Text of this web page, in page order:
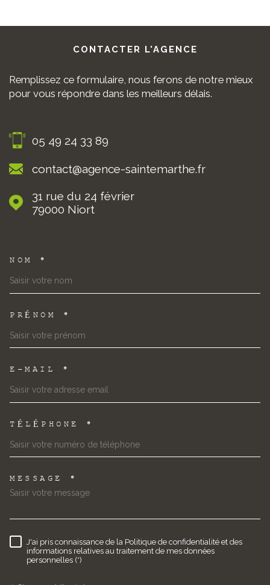
CONTACTER L'AGENCE
Remplissez ce formulaire, nous ferons de notre mieux
pour vous répondre dans les meilleurs délais.
05 49 24 33 89
contact@agence-saintemarthe.fr
31 rue du 24 février
79000
Niort
NOM *
PRÉNOM *
E-MAIL *
TÉLÉPHONE *
MESSAGE *
RÈGLEMENTATION
J'ai pris connaissance de la Politique de confidentialité et des
informations relatives au traitement de mes données
personnelles (*)